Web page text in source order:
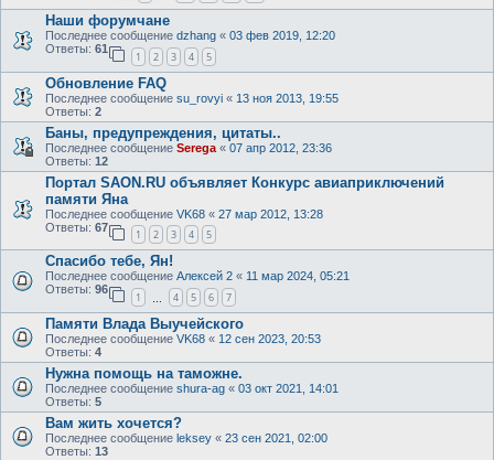
Наши форумчане
Последнее сообщение dzhang « 03 фев 2019, 12:20
Ответы: 61
1 2 3 4 5
Обновление FAQ
Последнее сообщение su_rovyi « 13 ноя 2013, 19:55
Ответы: 2
Баны, предупреждения, цитаты..
Последнее сообщение Serega « 07 апр 2012, 23:36
Ответы: 12
Портал SAON.RU объявляет Конкурс авиаприключений
памяти Яна
Последнее сообщение VK68 « 27 мар 2012, 13:28
Ответы: 67
1 2 3 4 5
Спасибо тебе, Ян!
Последнее сообщение Алексей 2 « 11 мар 2024, 05:21
Ответы: 96
1 4 5 6 7
Памяти Влада Выучейского
Последнее сообщение VK68 « 12 сен 2023, 20:53
Ответы: 4
Нужна помощь на таможне.
Последнее сообщение shura-ag « 03 окт 2021, 14:01
Ответы: 5
Вам жить хочется?
Последнее сообщение leksey « 23 сен 2021, 02:00
Ответы: 13